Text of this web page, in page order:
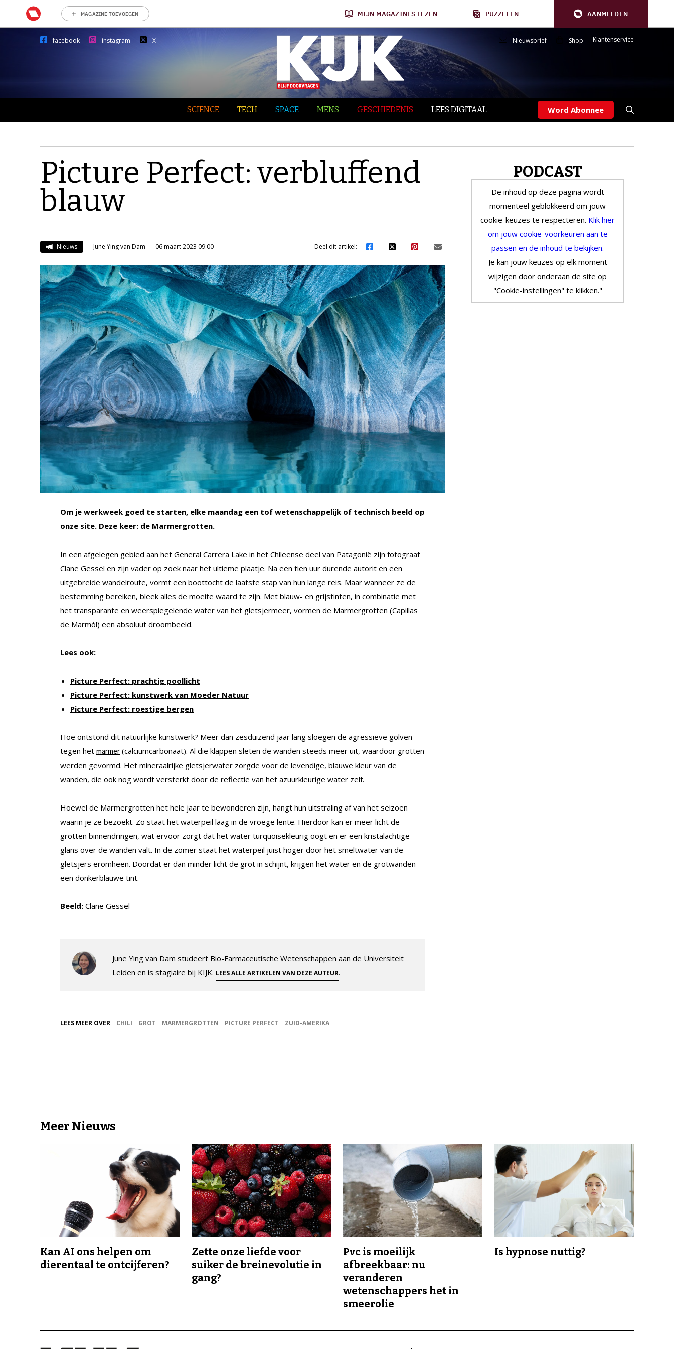
MAGAZINE TOEVOEGEN MIJN MAGAZINES LEZEN PUZZELEN AANMELDEN
facebook instagram X Nieuwsbrief Shop Klantenservice
SCIENCE TECH SPACE MENS GESCHIEDENIS LEES DIGITAAL Word Abonnee
Picture Perfect: verbluffend
blauw
Nieuws June Ying van Dam 06 maart 2023 09:00 Deel dit artikel:
Om je werkweek goed te starten, elke maandag een tof wetenschappelijk of technisch beeld op
onze site. Deze keer: de Marmergrotten.
In een afgelegen gebied aan het General Carrera Lake in het Chileense deel van Patagonië zijn fotograaf
Clane Gessel en zijn vader op zoek naar het ultieme plaatje. Na een tien uur durende autorit en een
uitgebreide wandelroute, vormt een boottocht de laatste stap van hun lange reis. Maar wanneer ze de
bestemming bereiken, bleek alles de moeite waard te zijn. Met blauw- en grijstinten, in combinatie met
het transparante en weerspiegelende water van het gletsjermeer, vormen de Marmergrotten (Capillas
de Marmól) een absoluut droombeeld.
Lees ook:
Picture Perfect: prachtig poollicht
Picture Perfect: kunstwerk van Moeder Natuur
Picture Perfect: roestige bergen
Hoe ontstond dit natuurlijke kunstwerk? Meer dan zesduizend jaar lang sloegen de agressieve golven
tegen het marmer (calciumcarbonaat). Al die klappen sleten de wanden steeds meer uit, waardoor grotten
werden gevormd. Het mineraalrijke gletsjerwater zorgde voor de levendige, blauwe kleur van de
wanden, die ook nog wordt versterkt door de reflectie van het azuurkleurige water zelf.
Hoewel de Marmergrotten het hele jaar te bewonderen zijn, hangt hun uitstraling af van het seizoen
waarin je ze bezoekt. Zo staat het waterpeil laag in de vroege lente. Hierdoor kan er meer licht de
grotten binnendringen, wat ervoor zorgt dat het water turquoisekleurig oogt en er een kristalachtige
glans over de wanden valt. In de zomer staat het waterpeil juist hoger door het smeltwater van de
gletsjers eromheen. Doordat er dan minder licht de grot in schijnt, krijgen het water en de grotwanden
een donkerblauwe tint.
Beeld: Clane Gessel
June Ying van Dam studeert Bio-Farmaceutische Wetenschappen aan de Universiteit
Leiden en is stagiaire bij KIJK. LEES ALLE ARTIKELEN VAN DEZE AUTEUR.
LEES MEER OVER CHILI GROT MARMERGROTTEN PICTURE PERFECT ZUID-AMERIKA
PODCAST
De inhoud op deze pagina wordt
momenteel geblokkeerd om jouw
cookie-keuzes te respecteren. Klik hier
om jouw cookie-voorkeuren aan te
passen en de inhoud te bekijken.
Je kan jouw keuzes op elk moment
wijzigen door onderaan de site op
"Cookie-instellingen" te klikken."
Meer Nieuws
Kan AI ons helpen om
dierentaal te ontcijferen?
Zette onze liefde voor
suiker de breinevolutie in
gang?
Pvc is moeilijk
afbreekbaar: nu
veranderen
wetenschappers het in
smeerolie
Is hypnose nuttig?